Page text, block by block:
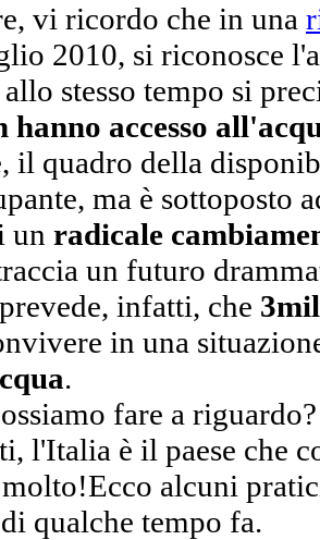
vi ricordo che in una
2010, si riconosce
stesso tempo si
hanno accesso
il quadro della
ma è sottoposto
un radicale
un futuro
infatti, che
in una
.
fare a
l'Italia è il paese che
alcuni
di qualche tempo fa.